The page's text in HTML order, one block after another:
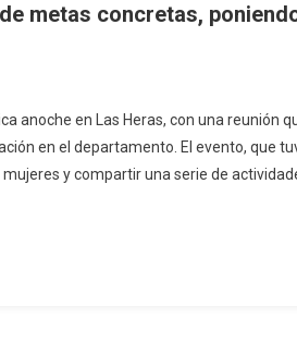
metas concretas,
anoche en Las Heras, con una reunión
en el departamento. El evento, que
mujeres y compartir una serie de